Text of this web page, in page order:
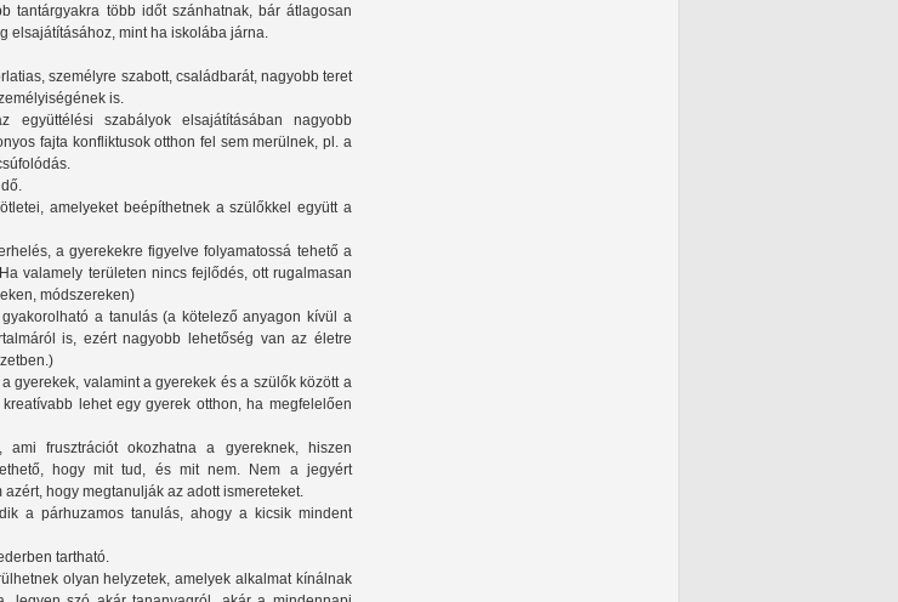
tantárgyakra több időt szánhatnak, bár átlagosan
elsajátításához, mint ha iskolába járna.
személyre szabott, családbarát, nagyobb teret
is.
együttélési szabályok elsajátításában nagyobb
fajta konfliktusok otthon fel sem merülnek, pl. a
amelyeket beépíthetnek a szülőkkel együtt a
a gyerekekre figyelve folyamatossá tehető a
valamely területen nincs fejlődés, ott rugalmasan
módszereken)
a tanulás (a kötelező anyagon kívül a
is, ezért nagyobb lehetőség van az életre
gyerekek, valamint a gyerekek és a szülők között a
lehet egy gyerek otthon, ha megfelelően
ami frusztrációt okozhatna a gyereknek, hiszen
hogy mit tud, és mit nem. Nem a jegyért
hogy megtanulják az adott ismereteket.
a párhuzamos tanulás, ahogy a kicsik mindent
tartható.
olyan helyzetek, amelyek alkalmat kínálnak